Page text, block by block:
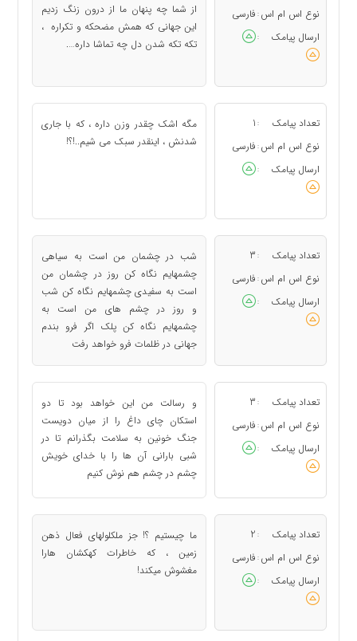
نوع اس ام اس : فارسی
ارسال پیامک
:
از شما چه پنهان ما از درون زنگ زدیم
این جهانی که همش مضحکه و تکراره ،
تکه تکه شدن دل چه تماشا داره….
تعداد پیامک :
1
نوع اس ام اس : فارسی
ارسال پیامک
:
مگه اشک چقدر وزن داره ، که با جاری
شدنش ، اینقدر سبک می شیم..!؟!
تعداد پیامک :
3
نوع اس ام اس : فارسی
ارسال پیامک
:
شب در چشمان من است به سیاهی
چشمهایم نگاه کن روز در چشمان من
است به سفیدی چشمهایم نگاه کن شب
و روز در چشم های من است به
چشمهایم نگاه کن پلک اگر فرو بندم
جهانی در ظلمات فرو خواهد رفت
تعداد پیامک :
3
نوع اس ام اس : فارسی
ارسال پیامک
:
و رسالت من این خواهد بود تا دو
استکان چای داغ را از میان دویست
جنگ خونین به سلامت بگذرانم تا در
شبی بارانی آن ها را با خدای خویش
چشم در چشم هم نوش کنیم
تعداد پیامک :
2
نوع اس ام اس : فارسی
ارسال پیامک
:
ما چیستیم ؟! جز ملکلولهای فعال ذهن
زمین ، که خاطرات کهکشان هارا
مغشوش میکند!